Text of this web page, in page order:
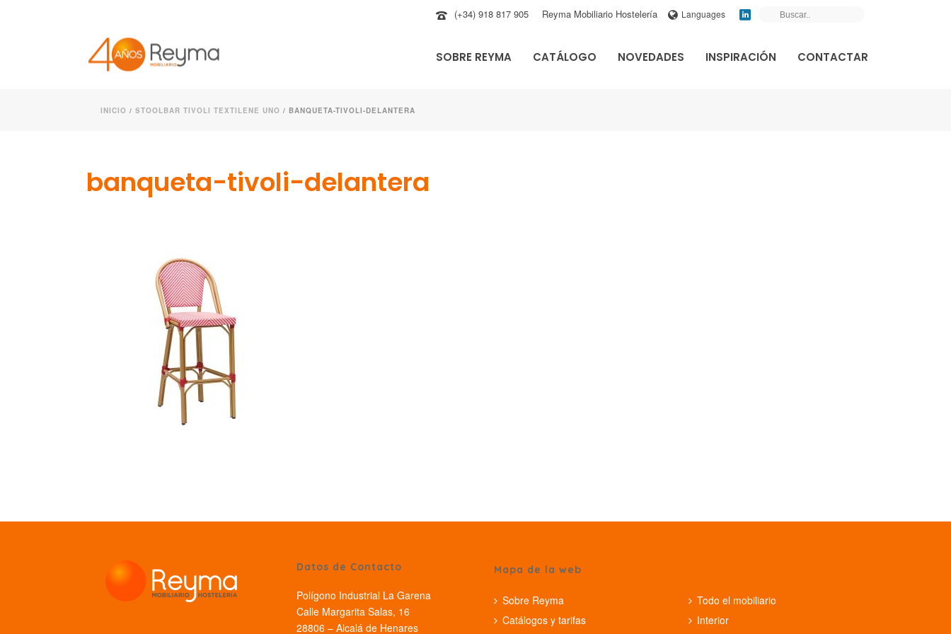
(+34) 918 817 905 Reyma Mobiliario Hostelería Languages
SOBRE REYMA CATÁLOGO NOVEDADES INSPIRACIÓN CONTACTAR
INICIO / STOOLBAR TIVOLI TEXTILENE UNO / BANQUETA-TIVOLI-DELANTERA
banqueta-tivoli-delantera
Datos de Contacto
Polígono Industrial La Garena
Calle Margarita Salas, 16
28806 – Alcalá de Henares
Mapa de la web
Sobre Reyma
Catálogos y tarifas
Todo el mobiliario
Interior